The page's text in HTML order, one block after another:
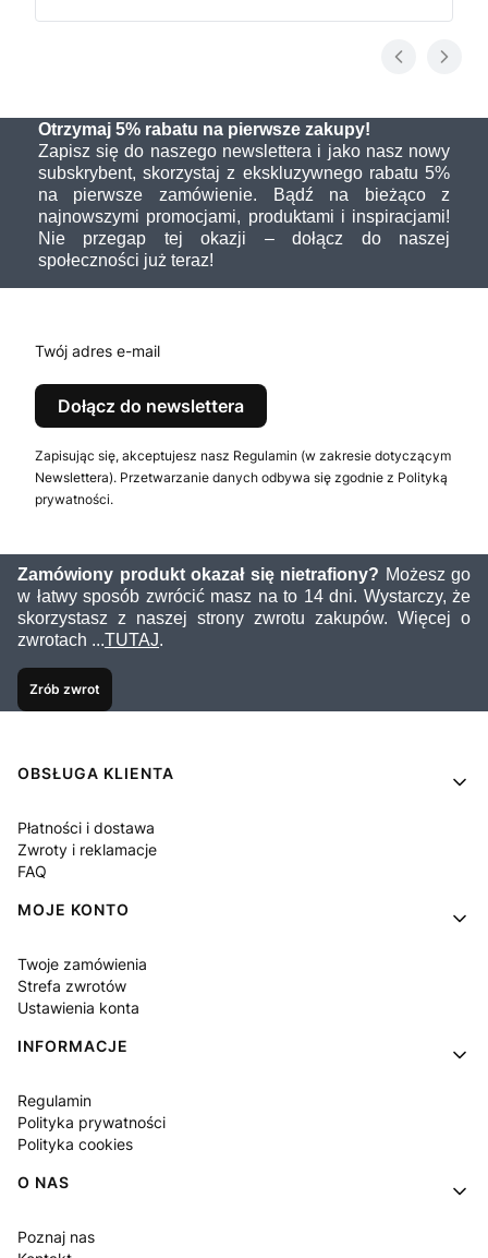
Otrzymaj 5% rabatu na pierwsze zakupy!
Zapisz się do naszego newslettera i jako nasz nowy
subskrybent, skorzystaj z ekskluzywnego rabatu 5%
na pierwsze zamówienie. Bądź na bieżąco z
najnowszymi promocjami, produktami i inspiracjami!
Nie przegap tej okazji – dołącz do naszej
społeczności już teraz!
Twój adres e-mail
Dołącz do newslettera
Zapisując się, akceptujesz nasz Regulamin (w zakresie dotyczącym
Newslettera). Przetwarzanie danych odbywa się zgodnie z Polityką
prywatności.
Zamówiony produkt okazał się nietrafiony? Możesz go
w łatwy sposób zwrócić masz na to 14 dni. Wystarczy, że
skorzystasz z naszej strony zwrotu zakupów. Więcej o
zwrotach ...TUTAJ.
Zrób zwrot
Linki w stopce
OBSŁUGA KLIENTA
Płatności i dostawa
Zwroty i reklamacje
FAQ
MOJE KONTO
Twoje zamówienia
Strefa zwrotów
Ustawienia konta
INFORMACJE
Regulamin
Polityka prywatności
Polityka cookies
O NAS
Poznaj nas